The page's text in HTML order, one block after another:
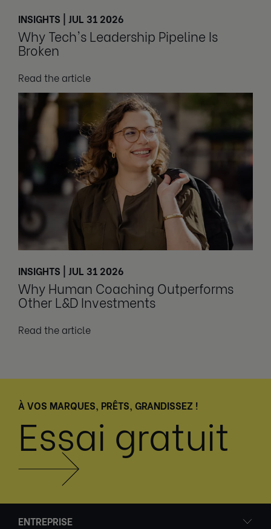
INSIGHTS | JUL 31 2026
Why Tech's Leadership Pipeline Is
Broken
Read the article
INSIGHTS | JUL 31 2026
Why Human Coaching Outperforms
Other L&D Investments
Read the article
À VOS MARQUES, PRÊTS, GRANDISSEZ !
Essai gratuit
ENTREPRISE